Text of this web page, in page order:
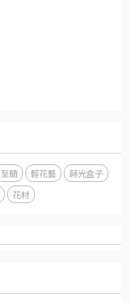
至簡 輕花藝
蒔光盒子
花材